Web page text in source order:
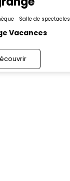
Salle de spectacles
Vacances